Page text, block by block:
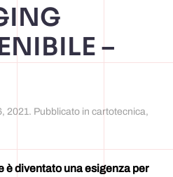
–
2021 . Pubblicato in cartotecnica,
è diventato una esigenza per